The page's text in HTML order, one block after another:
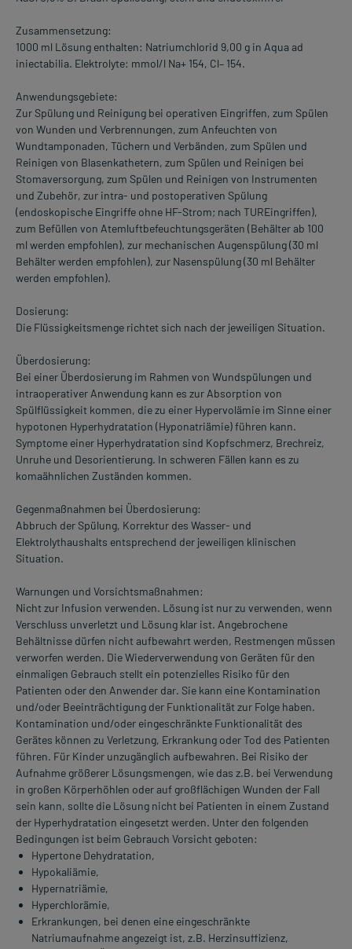
Zusammensetzung:
1000 ml Lösung enthalten: Natriumchlorid 9,00 g in Aqua ad
iniectabilia. Elektrolyte: mmol/l Na+ 154, Cl– 154.
Anwendungsgebiete:
Zur Spülung und Reinigung bei operativen Eingriffen, zum Spülen
von Wunden und Verbrennungen, zum Anfeuchten von
Wundtamponaden, Tüchern und Verbänden, zum Spülen und
Reinigen von Blasenkathetern, zum Spülen und Reinigen bei
Stomaversorgung, zum Spülen und Reinigen von Instrumenten
und Zubehör, zur intra- und postoperativen Spülung
(endoskopische Eingriffe ohne HF-Strom; nach TUREingriffen),
zum Befüllen von Atemluftbefeuchtungsgeräten (Behälter ab 100
ml werden empfohlen), zur mechanischen Augenspülung (30 ml
Behälter werden empfohlen), zur Nasenspülung (30 ml Behälter
werden empfohlen).
Dosierung:
Die Flüssigkeitsmenge richtet sich nach der jeweiligen Situation.
Überdosierung:
Bei einer Überdosierung im Rahmen von Wundspülungen und
intraoperativer Anwendung kann es zur Absorption von
Spülflüssigkeit kommen, die zu einer Hypervolämie im Sinne einer
hypotonen Hyperhydratation (Hyponatriämie) führen kann.
Symptome einer Hyperhydratation sind Kopfschmerz, Brechreiz,
Unruhe und Desorientierung. In schweren Fällen kann es zu
komaähnlichen Zuständen kommen.
Gegenmaßnahmen bei Überdosierung:
Abbruch der Spülung, Korrektur des Wasser- und
Elektrolythaushalts entsprechend der jeweiligen klinischen
Situation.
Warnungen und Vorsichtsmaßnahmen:
Nicht zur Infusion verwenden. Lösung ist nur zu verwenden, wenn
Verschluss unverletzt und Lösung klar ist. Angebrochene
Behältnisse dürfen nicht aufbewahrt werden, Restmengen müssen
verworfen werden. Die Wiederverwendung von Geräten für den
einmaligen Gebrauch stellt ein potenzielles Risiko für den
Patienten oder den Anwender dar. Sie kann eine Kontamination
und/oder Beeinträchtigung der Funktionalität zur Folge haben.
Kontamination und/oder eingeschränkte Funktionalität des
Gerätes können zu Verletzung, Erkrankung oder Tod des Patienten
führen. Für Kinder unzugänglich aufbewahren. Bei Risiko der
Aufnahme größerer Lösungsmengen, wie das z.B. bei Verwendung
in großen Körperhöhlen oder auf großflächigen Wunden der Fall
sein kann, sollte die Lösung nicht bei Patienten in einem Zustand
der Hyperhydratation eingesetzt werden. Unter den folgenden
Bedingungen ist beim Gebrauch Vorsicht geboten:
Hypertone Dehydratation,
Hypokaliämie,
Hypernatriämie,
Hyperchlorämie,
Erkrankungen, bei denen eine eingeschränkte
Natriumaufnahme angezeigt ist, z.B. Herzinsuffizienz,